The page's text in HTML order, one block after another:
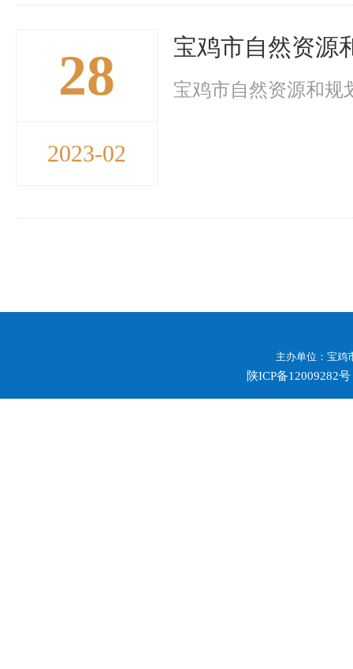
28
2023-02
宝鸡市自然资源
宝鸡市自然资源和规
主办单位：宝鸡
陕ICP备12009282号